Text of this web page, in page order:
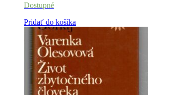
Dostupné
Pridať do košíka